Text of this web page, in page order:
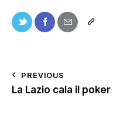
PREVIOUS
La Lazio cala il poker